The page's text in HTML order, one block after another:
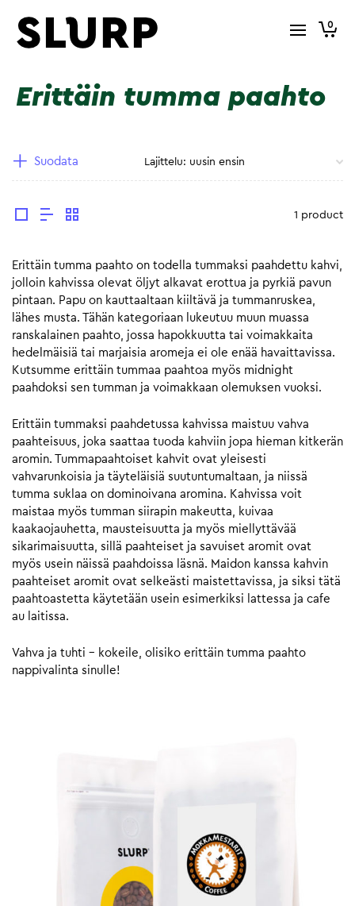
0
Erittäin tumma paahto
Suodata
1 product
Erittäin tumma paahto on todella tummaksi paahdettu kahvi,
jolloin kahvissa olevat öljyt alkavat erottua ja pyrkiä pavun
pintaan. Papu on kauttaaltaan kiiltävä ja tummanruskea,
lähes musta. Tähän kategoriaan lukeutuu muun muassa
ranskalainen paahto, jossa hapokkuutta tai voimakkaita
hedelmäisiä tai marjaisia aromeja ei ole enää havaittavissa.
Kutsumme erittäin tummaa paahtoa myös midnight
paahdoksi sen tumman ja voimakkaan olemuksen vuoksi.
Erittäin tummaksi paahdetussa kahvissa maistuu vahva
paahteisuus, joka saattaa tuoda kahviin jopa hieman kitkerän
aromin. Tummapaahtoiset kahvit ovat yleisesti
vahvarunkoisia ja täyteläisiä suutuntumaltaan, ja niissä
tumma suklaa on dominoivana aromina. Kahvissa voit
maistaa myös tumman siirapin makeutta, kuivaa
kaakaojauhetta, mausteisuutta ja myös miellyttävää
sikarimaisuutta, sillä paahteiset ja savuiset aromit ovat
myös usein näissä paahdoissa läsnä. Maidon kanssa kahvin
paahteiset aromit ovat selkeästi maistettavissa, ja siksi tätä
paahtoastetta käytetään usein esimerkiksi lattessa ja cafe
au laitissa.
Vahva ja tuhti – kokeile, olisiko erittäin tumma paahto
nappivalinta sinulle!